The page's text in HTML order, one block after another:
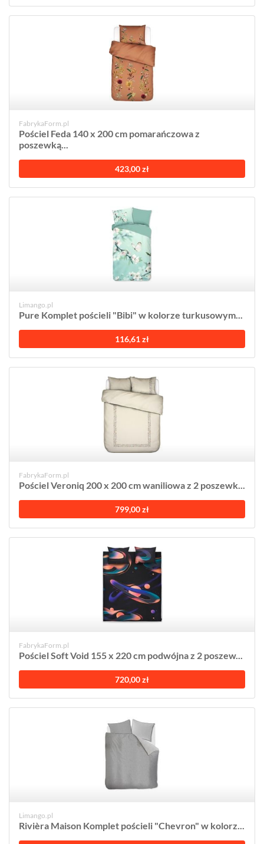
FabrykaForm.pl
Pościel Feda 140 x 200 cm pomarańczowa z
poszewką...
423,00 zł
Limango.pl
Pure Komplet pościeli "Bibi" w kolorze turkusowym...
116,61 zł
FabrykaForm.pl
Pościel Veroniq 200 x 200 cm waniliowa z 2 poszewk...
799,00 zł
FabrykaForm.pl
Pościel Soft Void 155 x 220 cm podwójna z 2 poszew...
720,00 zł
Limango.pl
Rivièra Maison Komplet pościeli "Chevron" w kolorz...